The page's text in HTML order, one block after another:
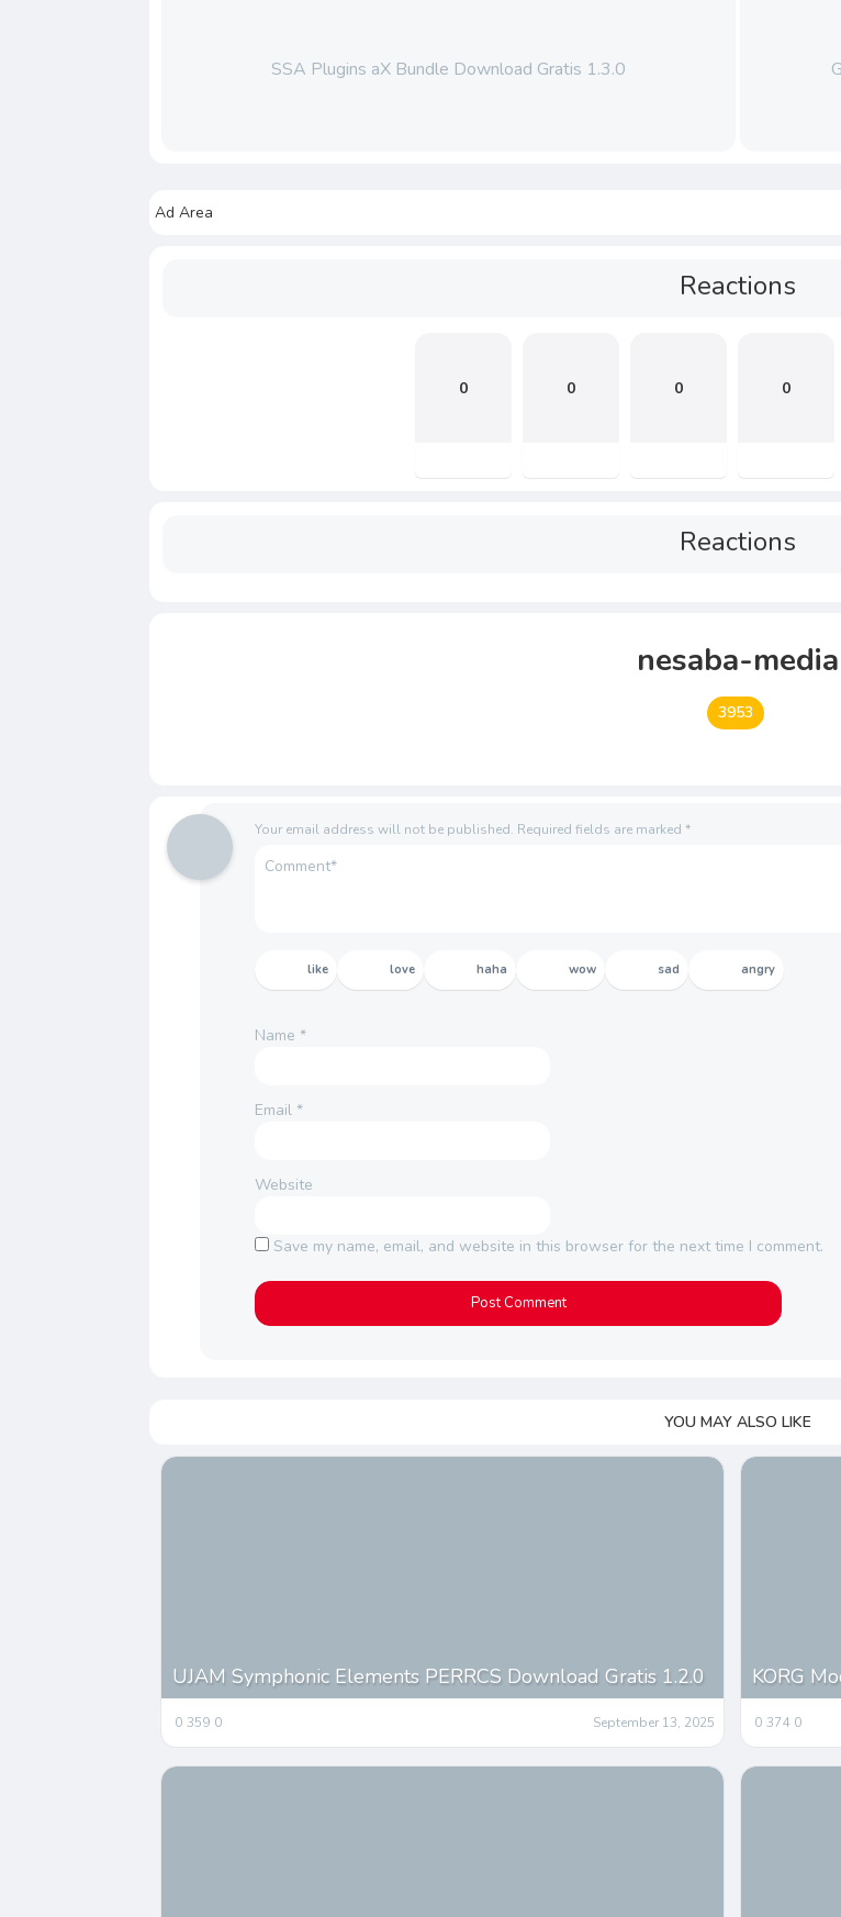
SSA Plugins aX Bundle Download Gratis 1.3.0
Ad Area
Reactions
0 0 0 0
Reactions
nesaba-media
3953
Your email address will not be published. Required fields are marked*
like love haha wow sad angry
Name*
Email*
Website
Save my name, email, and website in this browser for the next time I comment.
YOU MAY ALSO LIKE
UJAM Symphonic Elements PERRCS Download Gratis 1.2.0
0 359 0 September 13, 2025
KORG
0 374 0